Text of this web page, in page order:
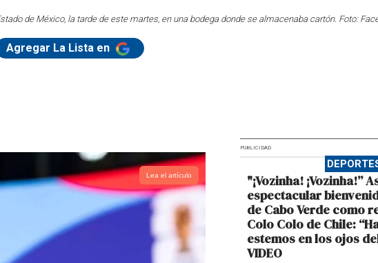
de México, la tarde de este martes, en una bodega donde se almacenaba cartón. Foto:
Agregar La Lista en
Lea el artículo
PUBLICIDAD
"¡Vozinha! ¡Vozinha!”
espectacular
de Cabo Verde como
Colo Colo de Chile:
estemos en los ojos
VIDEO